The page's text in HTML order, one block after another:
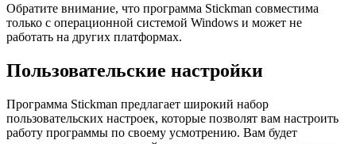
Обратите внимание, что программа Stickman совместима
только с операционной системой Windows и может не
работать на других платформах.
Пользовательские настройки
Программа Stickman предлагает широкий набор
пользовательских настроек, которые позволят вам настроить
работу программы по своему усмотрению. Вам будет